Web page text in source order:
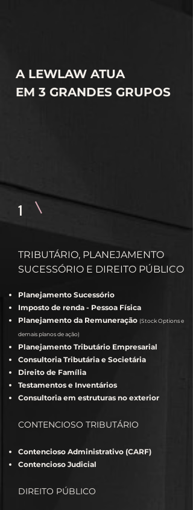
A LEWLAW ATUA
EM 3 GRANDES GRUPOS
1
TRIBUTÁRIO, PLANEJAMENTO
SUCESSÓRIO E DIREITO PÚBLICO
Planejamento Sucessório
Imposto de renda - Pessoa Física
Planejamento da Remuneração (Stock Options e
demais planos de ação)
Planejamento Tributário Empresarial
Consultoria Tributária e Societária
Direito de Família
Testamentos e Inventários
Consultoria em estruturas no exterior
CONTENCIOSO TRIBUTÁRIO
Contencioso Administrativo (CARF)
Contencioso Judicial
DIREITO PÚBLICO